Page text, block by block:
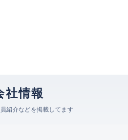
社情報
紹介などを掲載してます